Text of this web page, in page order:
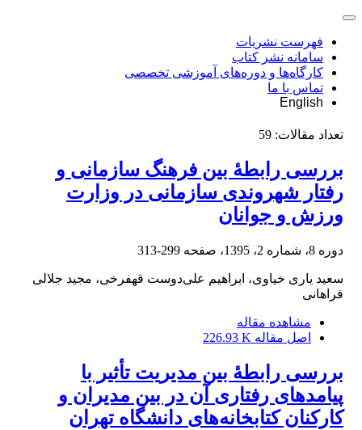
فهرست نشریات
سامانه نشر کتاب
کارگاه‌ها و دوره‌های آموزشی تخصصی
تماس با ما
English
تعداد مقالات: 59
بررسی رابطۀ بین فرهنگ سازمانی و
رفتار شهروندی سازمانی در وزارت
ورزش و جوانان
دوره 8، شماره 2، 1395، صفحه 299-313
سعید یاری خیاوی، ابراهیم علی‌دوست قهفرخی، مجید جلالی
فراهانی
مشاهده مقاله
اصل مقاله 226.93 K
بررسی رابطۀ بین مدیریت تأثیر با
پیامدهای رفتاری آن در بین مدیران و
کارکنان کتابخانه‌های دانشگاه تهران